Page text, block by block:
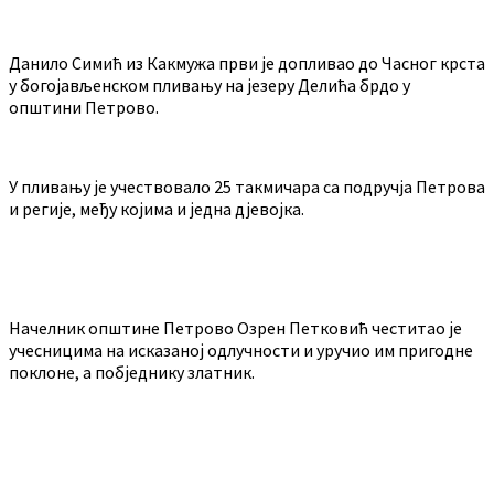
Данило Симић из Какмужа први је допливао до Часног крста
у богојављенском пливању на језеру Делића брдо у
општини Петрово.
У пливању је учествовало 25 такмичара са подручја Петрова
и регије, међу којима и једна дјевојка.
Начелник општине Петрово Озрен Петковић честитао је
учесницима на исказаној одлучности и уручио им пригодне
поклоне, а побједнику златник.